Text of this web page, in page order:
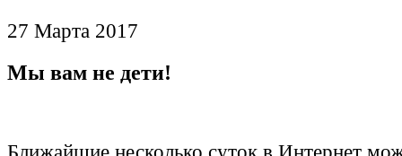
27 Марта 2017
Мы вам не дети!